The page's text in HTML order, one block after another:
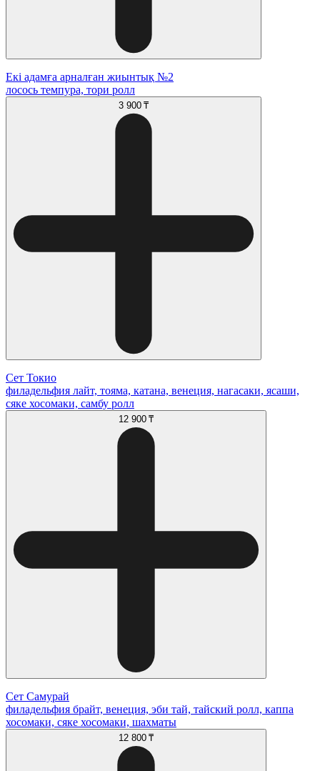
Екі адамға арналған жиынтық №2
лосось темпура, тори ролл
3 900 ₸
Сет Токио
филадельфия лайт, тояма, катана, венеция, нагасаки, ясаши,
сяке хосомаки, самбу ролл
12 900 ₸
Сет Самурай
филадельфия брайт, венеция, эби тай, тайский ролл, каппа
хосомаки, сяке хосомаки, шахматы
12 800 ₸